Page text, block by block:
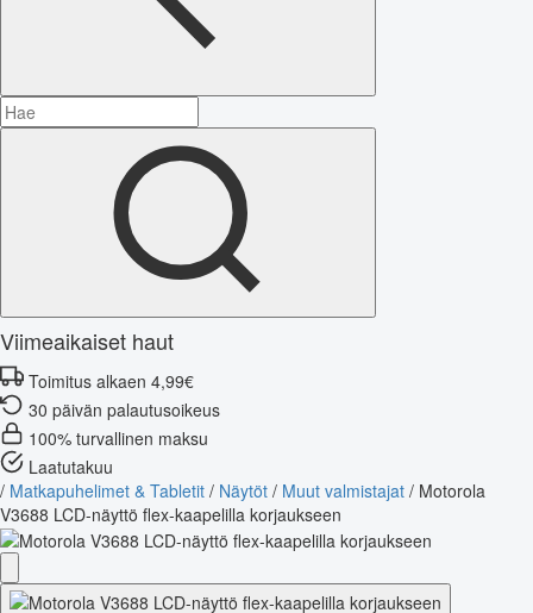
Viimeaikaiset haut
Toimitus alkaen 4,99€
30 päivän palautusoikeus
100% turvallinen maksu
Laatutakuu
/ Matkapuhelimet & Tabletit / Näytöt / Muut valmistajat / Motorola
V3688 LCD-näyttö flex-kaapelilla korjaukseen